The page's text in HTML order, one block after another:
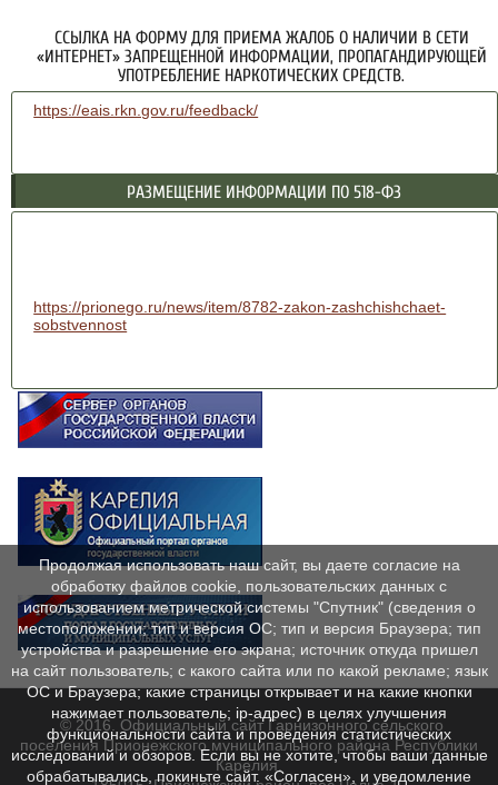
ССЫЛКА НА ФОРМУ ДЛЯ ПРИЕМА ЖАЛОБ О НАЛИЧИИ В СЕТИ
«ИНТЕРНЕТ» ЗАПРЕЩЕННОЙ ИНФОРМАЦИИ, ПРОПАГАНДИРУЮЩЕЙ
УПОТРЕБЛЕНИЕ НАРКОТИЧЕСКИХ СРЕДСТВ.
https://eais.rkn.gov.ru/feedback/
РАЗМЕЩЕНИЕ ИНФОРМАЦИИ ПО 518-ФЗ
https://prionego.ru/news/item/8782-zakon-zashchishchaet-
sobstvennost
© 2016. Официальный сайт Гарнизонного сельского
поселения Прионежского муниципального района Республики
Карелия.
Продолжая использовать наш сайт, вы даете согласие на
обработку файлов cookie, пользовательских данных с
использованием метрической системы "Спутник" (сведения о
местоположении; тип и версия ОС; тип и версия Браузера; тип
устройства и разрешение его экрана; источник откуда пришел
на сайт пользователь; с какого сайта или по какой рекламе; язык
ОС и Браузера; какие страницы открывает и на какие кнопки
нажимает пользователь; ip-адрес) в целях улучшения
функциональности сайта и проведения статистических
исследований и обзоров. Если вы не хотите, чтобы ваши данные
обрабатывались, покиньте сайт. «Согласен», и уведомление